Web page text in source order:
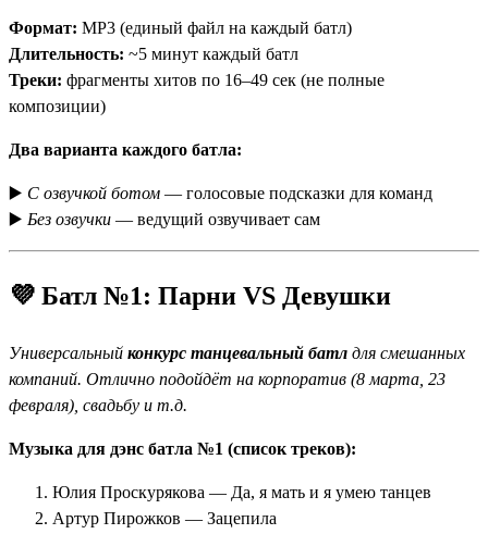
Формат: MP3 (единый файл на каждый батл)
Длительность: ~5 минут каждый батл
Треки: фрагменты хитов по 16–49 сек (не полные
композиции)
Два варианта каждого батла:
▶️ С озвучкой ботом — голосовые подсказки для команд
▶️ Без озвучки — ведущий озвучивает сам
💜 Батл №1: Парни VS Девушки
Универсальный конкурс танцевальный батл для смешанных
компаний. Отлично подойдёт на корпоратив (8 марта, 23
февраля), свадьбу и т.д.
Музыка для дэнс батла №1 (список треков):
Юлия Проскурякова — Да, я мать и я умею танцев
Артур Пирожков — Зацепила